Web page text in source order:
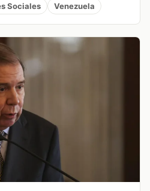
Sociales Venezuela